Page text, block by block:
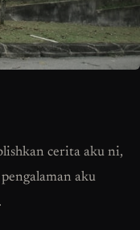
cerita aku ni,
aku